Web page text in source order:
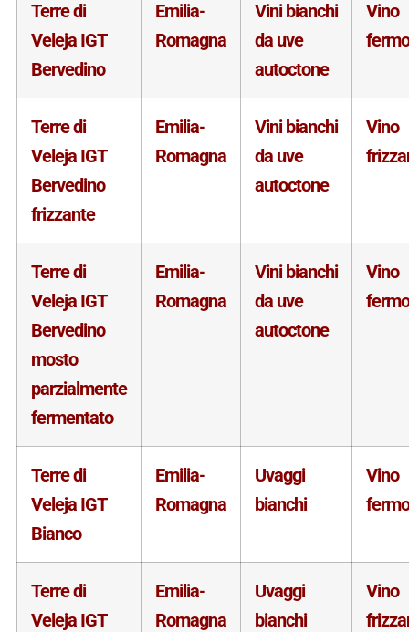
Terre di
Veleja IGT
Bervedino
Emilia-
Romagna
Vini bianchi
da uve
autoctone
Vino
fermo
Terre di
Veleja IGT
Bervedino
frizzante
Emilia-
Romagna
Vini bianchi
da uve
autoctone
Vino
Terre di
Veleja IGT
Bervedino
mosto
parzialmente
fermentato
Emilia-
Romagna
Vini bianchi
da uve
autoctone
Vino
fermo
Terre di
Veleja IGT
Bianco
Emilia-
Romagna
Uvaggi
bianchi
Vino
fermo
Terre di
Veleja IGT
Emilia-
Romagna
Uvaggi
bianchi
Vino